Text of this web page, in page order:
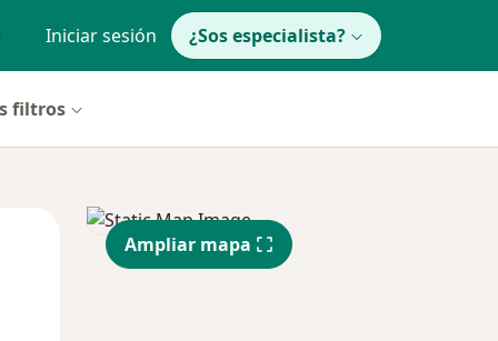
Iniciar sesión ¿Sos especialista?
filtros
Jue
13 Ago
Vie
14 Ago
Ampliar mapa